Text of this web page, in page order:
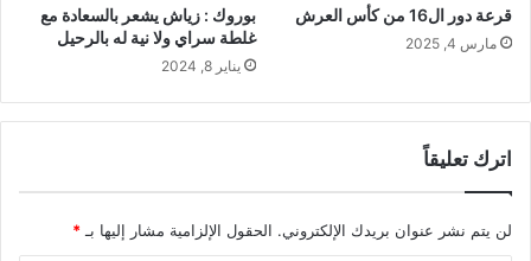
قرعة دور ال16 من كأس العرش
مارس 4, 2025
بوروك : زياش يشعر بالسعادة مع
غلطة سراي ولا نية له بالرحيل
يناير 8, 2024
اترك تعليقاً
لن يتم نشر عنوان بريدك الإلكتروني. الحقول الإلزامية مشار إليها بـ *